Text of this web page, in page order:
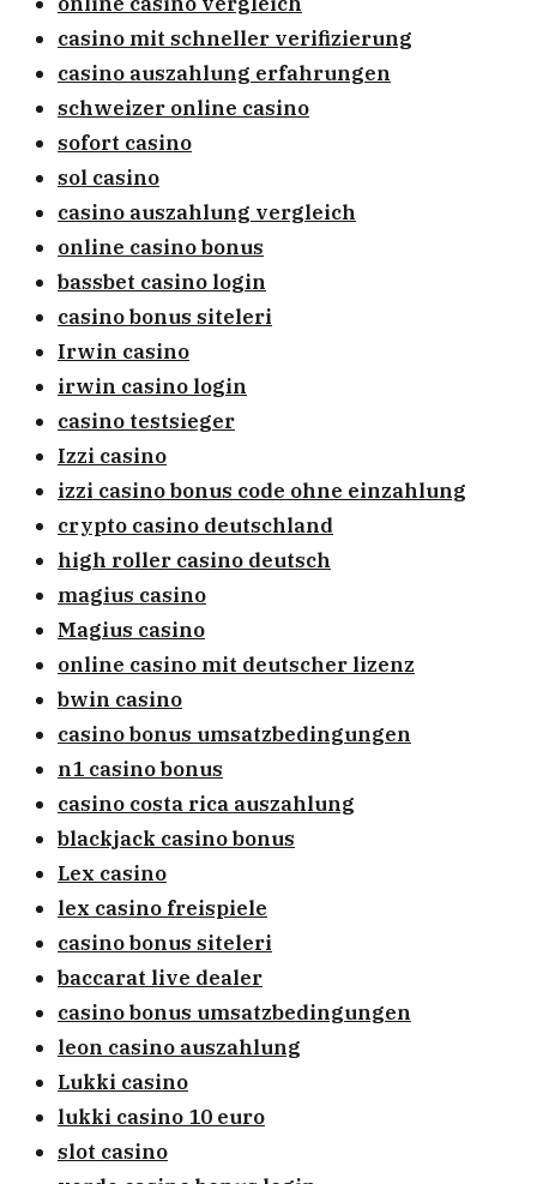
casino mit schneller verifizierung
casino auszahlung erfahrungen
schweizer online casino
sofort casino
sol casino
casino auszahlung vergleich
online casino bonus
bassbet casino login
casino bonus siteleri
Irwin casino
irwin casino login
casino testsieger
Izzi casino
izzi casino bonus code ohne einzahlung
crypto casino deutschland
high roller casino deutsch
magius casino
Magius casino
online casino mit deutscher lizenz
bwin casino
casino bonus umsatzbedingungen
n1 casino bonus
casino costa rica auszahlung
blackjack casino bonus
Lex casino
lex casino freispiele
casino bonus siteleri
baccarat live dealer
casino bonus umsatzbedingungen
leon casino auszahlung
Lukki casino
lukki casino 10 euro
slot casino